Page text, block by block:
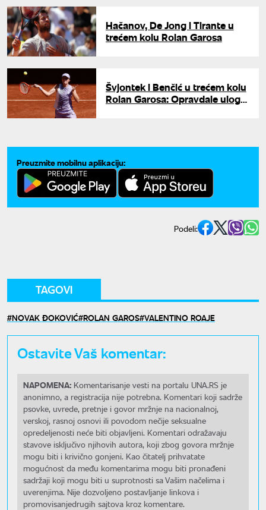
Hačanov, De Jong i Tirante u
trećem kolu Rolan Garosa
Švjontek i Benčić u trećem kolu
Rolan Garosa: Opravdale ulogu
Preuzmite mobilnu aplikaciju:
Podeli:
TAGOVI
NOVAK ĐOKOVIĆ ROLAN GAROS VALENTINO ROAJE
Ostavite Vaš komentar:
NAPOMENA: Komentarisanje vesti na portalu UNA.RS je
anonimno, a registracija nije potrebna. Komentari koji sadrže
psovke, uvrede, pretnje i govor mržnje na nacionalnoj,
verskoj, rasnoj osnovi ili povodom nečije seksualne
opredeljenosti neće biti objavljeni. Komentari odražavaju
stavove isključivo njihovih autora, koji zbog govora mržnje
mogu biti i krivično gonjeni. Kao čitatelj prihvatate
mogućnost da među komentarima mogu biti pronađeni
sadržaji koji mogu biti u suprotnosti sa Vašim načelima i
uverenjima. Nije dozvoljeno postavljanje linkova i
promovisanjedrugih sajtova kroz komentare.